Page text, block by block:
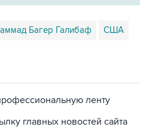
Багер Галибаф США
ленту
главных новостей сайта